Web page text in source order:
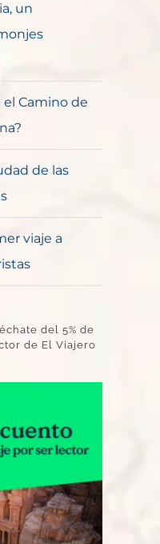
un
Camino de
de las
viaje a
del 5% de
de El Viajero